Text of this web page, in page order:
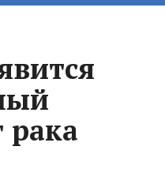
рака